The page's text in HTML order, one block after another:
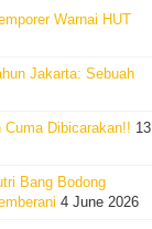
Warnai HUT
Jakarta: Sebuah
Cuma Dibicarakan!! 13
Bang Bodong
4 June 2026